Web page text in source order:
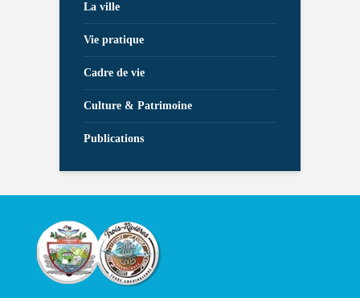
La ville
Vie pratique
Cadre de vie
Culture & Patrimoine
Publications